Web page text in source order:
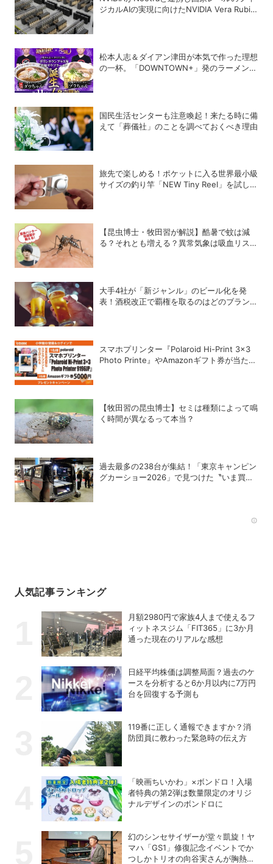
ジカルAIの実現に向けたNVIDIA Vera Rubin
松本人志＆ダイアン津田が本気で作った理想
の一杯。「DOWNTOWN+」発のラーメンを
国民生活センターも注意喚起！来たる時に備
えて「葬儀社」のことを調べておくべき理由
旅先で楽しめる！ポケットに入る世界最小級
サイズの釣り竿「NEW Tiny Reel」を試して
【昆虫博士・牧田習が解説】酷暑で蚊は減
る？それとも増える？異常気象は吸血リスク
大手4社が「新ジャンル」のビール化を発
表！酒税改正で覇権を取るのはどのブランド
スマホプリンター『Polaroid Hi-Print 3×3
Photo Printe』やAmazonギフト券が当た
【牧田習の昆虫博士】セミは種類によって鳴
く時間が異なるって本当？
過去最多の238台が集結！「東京キャンピン
グカーショー2026」で見つけた〝いま買う
人気記事ランキング
月額2980円で家族4人まで使えるフ
ィットネスジム「FIT365」に3か月
通った現在のリアルな感想
日経平均株価は調整局面？過去のケ
ースを分析すると6か月以内に7万円
台を回復する予測も
119番に正しく通報できますか？消
防団員に教わった緊急時の伝え方
「映画ちいかわ」×ボンドロ！入場
者特典の第2弾は数量限定のオリジ
ナルデザインのボンドロに
幻のシンセサイザーが堂々凱旋！ヤ
マハ「GS1」修復記念イベントでか
つしかトリオの向谷実さんが胸熱ト